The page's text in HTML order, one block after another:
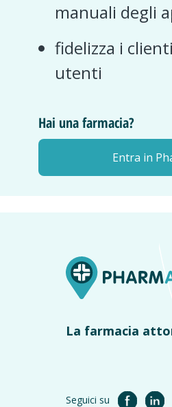
manuali degli
fidelizza i
utenti
Hai una farmacia?
Entra in
La farmacia
Seguici su